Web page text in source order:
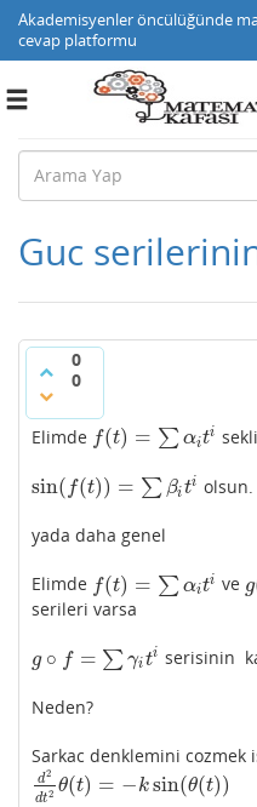
Akademisyenler öncülüğünde
cevap platformu
Toggle
Guc
0
0
Elimde f(t) = ∑ αiti
f(t)=∑ αi i
sin( f(t)) = ∑ βiti
sin(f (t))=∑β iti olsun.
yada daha genel
Elimde f(t) = ∑ αiti
f(t)=∑ αi i ve g
g
serileri varsa
g ∘ f = ∑ γiti
g∘f =∑ γit serisinin
Neden?
Sarkac denklemini cozmek
d2
dt2 θ(t) = −ksin(θ(t))
d2dt2θ( )= −ksin(θ(t))